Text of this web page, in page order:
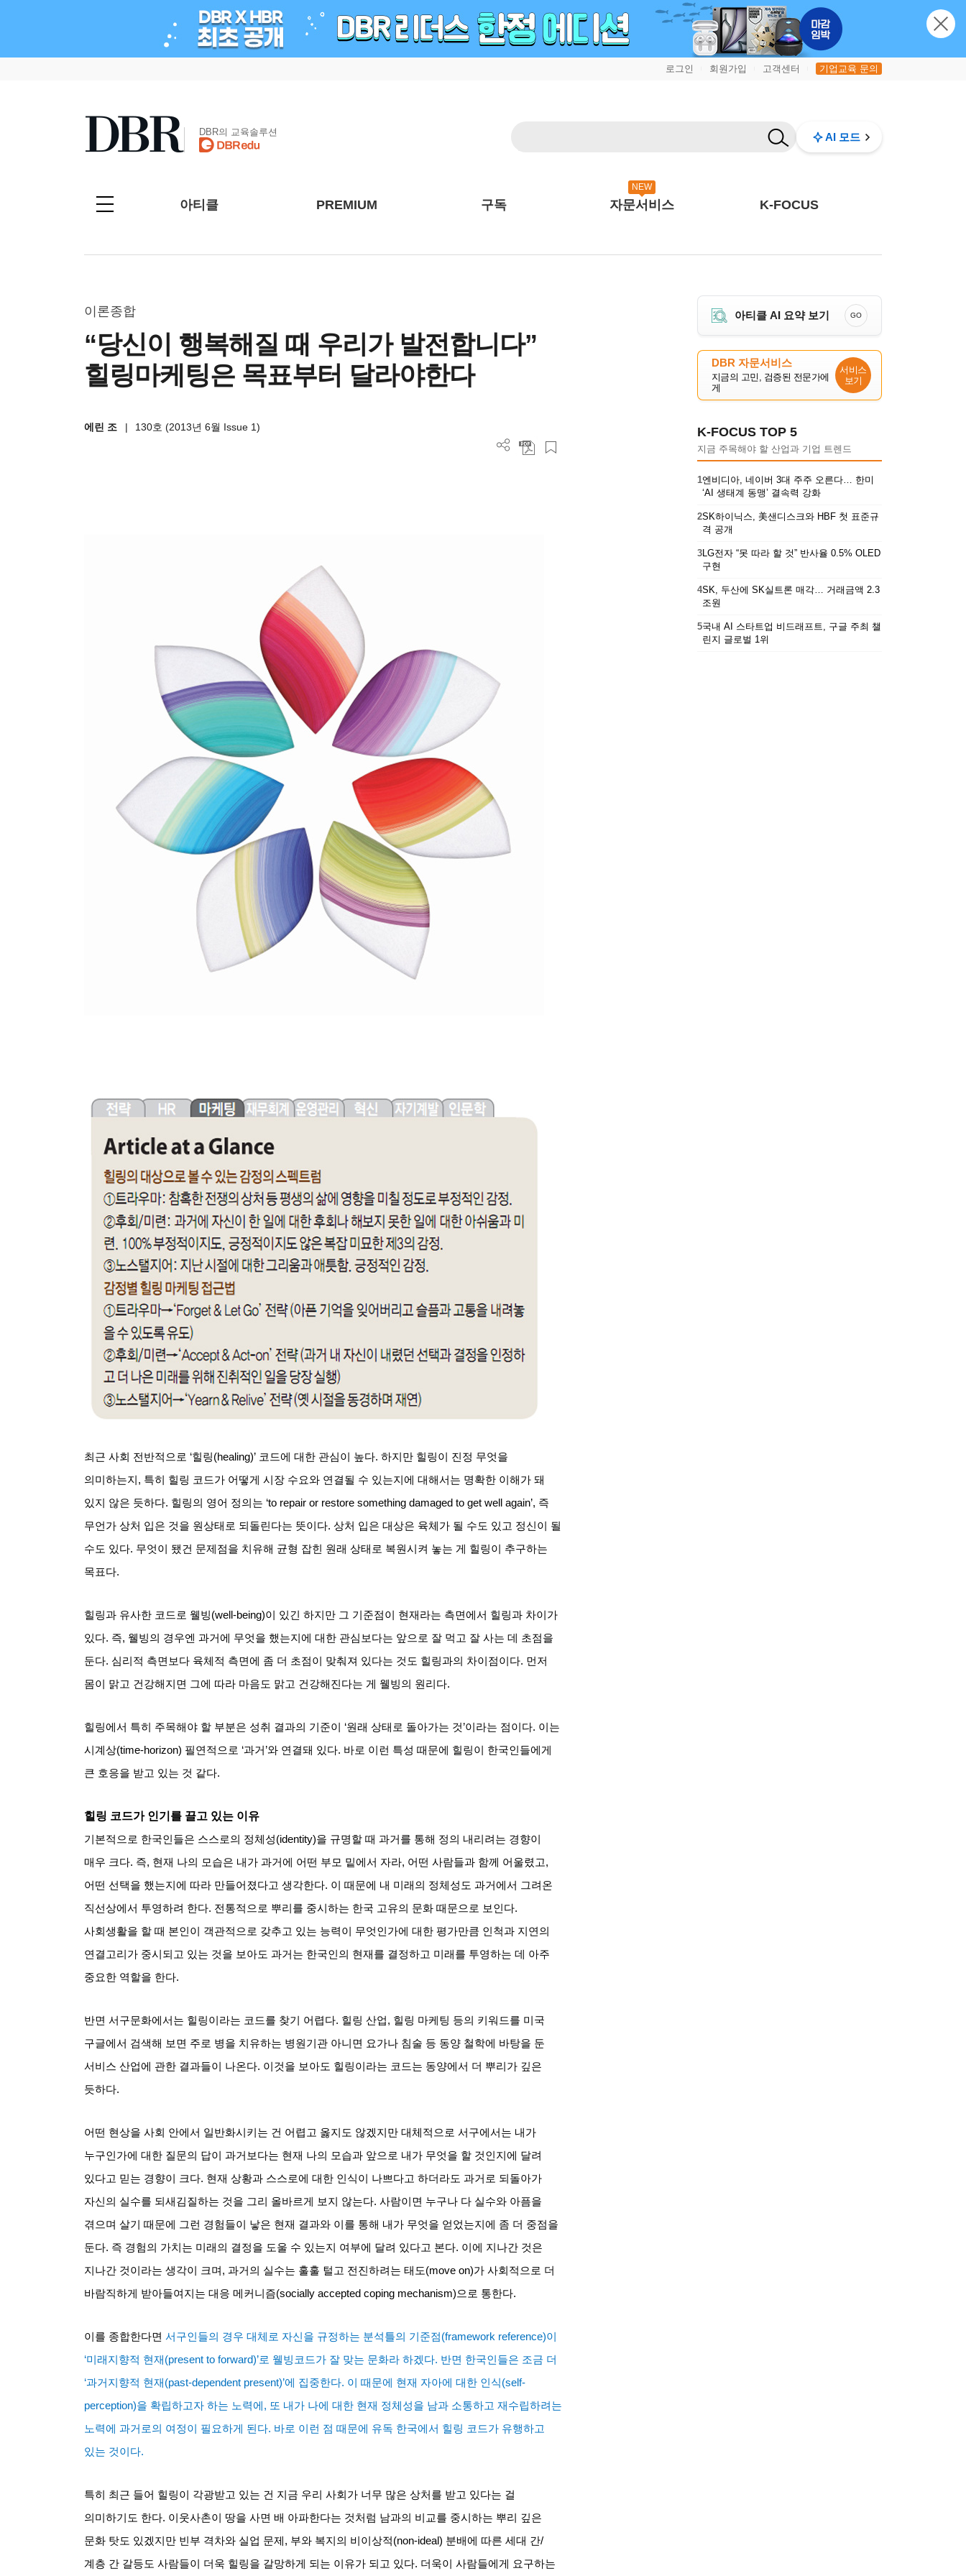
로그인 회원가입 고객센터 기업교육 문의
DBR의 교육솔루션 AI 모드
아티클 PREMIUM 구독
NEW
자문서비스 K-FOCUS
이론종합
“당신이 행복해질 때 우리가 발전합니다”
힐링마케팅은 목표부터 달라야한다
에린 조 | 130호 (2013년 6월 Issue 1)
최근 사회 전반적으로 ‘힐링(healing)’ 코드에 대한 관심이 높다. 하지만 힐링이 진정 무엇을
의미하는지, 특히 힐링 코드가 어떻게 시장 수요와 연결될 수 있는지에 대해서는 명확한 이해가 돼
있지 않은 듯하다. 힐링의 영어 정의는 ‘to repair or restore something damaged to get well again’, 즉
무언가 상처 입은 것을 원상태로 되돌린다는 뜻이다. 상처 입은 대상은 육체가 될 수도 있고 정신이 될
수도 있다. 무엇이 됐건 문제점을 치유해 균형 잡힌 원래 상태로 복원시켜 놓는 게 힐링이 추구하는
목표다.
힐링과 유사한 코드로 웰빙(well-being)이 있긴 하지만 그 기준점이 현재라는 측면에서 힐링과 차이가
있다. 즉, 웰빙의 경우엔 과거에 무엇을 했는지에 대한 관심보다는 앞으로 잘 먹고 잘 사는 데 초점을
둔다. 심리적 측면보다 육체적 측면에 좀 더 초점이 맞춰져 있다는 것도 힐링과의 차이점이다. 먼저
몸이 맑고 건강해지면 그에 따라 마음도 맑고 건강해진다는 게 웰빙의 원리다.
힐링에서 특히 주목해야 할 부분은 성취 결과의 기준이 ‘원래 상태로 돌아가는 것’이라는 점이다. 이는
시계상(time-horizon) 필연적으로 ‘과거’와 연결돼 있다. 바로 이런 특성 때문에 힐링이 한국인들에게
큰 호응을 받고 있는 것 같다.
힐링 코드가 인기를 끌고 있는 이유
기본적으로 한국인들은 스스로의 정체성(identity)을 규명할 때 과거를 통해 정의 내리려는 경향이
매우 크다. 즉, 현재 나의 모습은 내가 과거에 어떤 부모 밑에서 자라, 어떤 사람들과 함께 어울렸고,
어떤 선택을 했는지에 따라 만들어졌다고 생각한다. 이 때문에 내 미래의 정체성도 과거에서 그려온
직선상에서 투영하려 한다. 전통적으로 뿌리를 중시하는 한국 고유의 문화 때문으로 보인다.
사회생활을 할 때 본인이 객관적으로 갖추고 있는 능력이 무엇인가에 대한 평가만큼 인척과 지연의
연결고리가 중시되고 있는 것을 보아도 과거는 한국인의 현재를 결정하고 미래를 투영하는 데 아주
중요한 역할을 한다.
반면 서구문화에서는 힐링이라는 코드를 찾기 어렵다. 힐링 산업, 힐링 마케팅 등의 키워드를 미국
구글에서 검색해 보면 주로 병을 치유하는 병원기관 아니면 요가나 침술 등 동양 철학에 바탕을 둔
서비스 산업에 관한 결과들이 나온다. 이것을 보아도 힐링이라는 코드는 동양에서 더 뿌리가 깊은
듯하다.
어떤 현상을 사회 안에서 일반화시키는 건 어렵고 옳지도 않겠지만 대체적으로 서구에서는 내가
누구인가에 대한 질문의 답이 과거보다는 현재 나의 모습과 앞으로 내가 무엇을 할 것인지에 달려
있다고 믿는 경향이 크다. 현재 상황과 스스로에 대한 인식이 나쁘다고 하더라도 과거로 되돌아가
자신의 실수를 되새김질하는 것을 그리 올바르게 보지 않는다. 사람이면 누구나 다 실수와 아픔을
겪으며 살기 때문에 그런 경험들이 낳은 현재 결과와 이를 통해 내가 무엇을 얻었는지에 좀 더 중점을
둔다. 즉 경험의 가치는 미래의 결정을 도울 수 있는지 여부에 달려 있다고 본다. 이에 지나간 것은
지나간 것이라는 생각이 크며, 과거의 실수는 훌훌 털고 전진하려는 태도(move on)가 사회적으로 더
바람직하게 받아들여지는 대응 메커니즘(socially accepted coping mechanism)으로 통한다.
이를 종합한다면 서구인들의 경우 대체로 자신을 규정하는 분석틀의 기준점(framework reference)이
‘미래지향적 현재(present to forward)’로 웰빙코드가 잘 맞는 문화라 하겠다. 반면 한국인들은 조금 더
‘과거지향적 현재(past-dependent present)’에 집중한다. 이 때문에 현재 자아에 대한 인식(self-
perception)을 확립하고자 하는 노력에, 또 내가 나에 대한 현재 정체성을 남과 소통하고 재수립하려는
노력에 과거로의 여정이 필요하게 된다. 바로 이런 점 때문에 유독 한국에서 힐링 코드가 유행하고
있는 것이다.
특히 최근 들어 힐링이 각광받고 있는 건 지금 우리 사회가 너무 많은 상처를 받고 있다는 걸
의미하기도 한다. 이웃사촌이 땅을 사면 배 아파한다는 것처럼 남과의 비교를 중시하는 뿌리 깊은
문화 탓도 있겠지만 빈부 격차와 실업 문제, 부와 복지의 비이상적(non-ideal) 분배에 따른 세대 간/
계층 간 갈등도 사람들이 더욱 힐링을 갈망하게 되는 이유가 되고 있다. 더욱이 사람들에게 요구하는
아티클 AI 요약 보기 GO
DBR 자문서비스
지금의 고민, 검증된 전문가에
게
서비스
보기
K-FOCUS TOP 5
지금 주목해야 할 산업과 기업 트렌드
1엔비디아, 네이버 3대 주주 오른다… 한미
‘AI 생태계 동맹’ 결속력 강화
2SK하이닉스, 美샌디스크와 HBF 첫 표준규
격 공개
3LG전자 “못 따라 할 것” 반사율 0.5% OLED
구현
4SK, 두산에 SK실트론 매각… 거래금액 2.3
조원
5국내 AI 스타트업 비드래프트, 구글 주최 챌
린지 글로벌 1위